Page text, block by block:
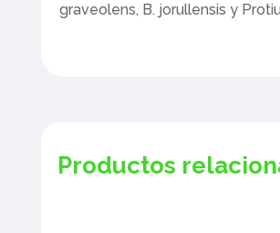
graveolens, B. jorullensis y
Productos